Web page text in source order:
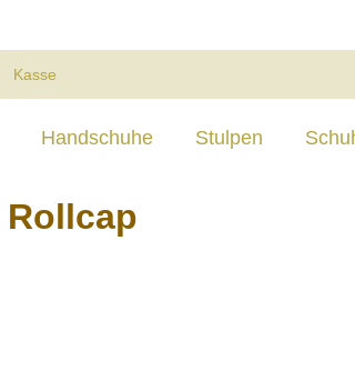
Kasse
Handschuhe Stulpen